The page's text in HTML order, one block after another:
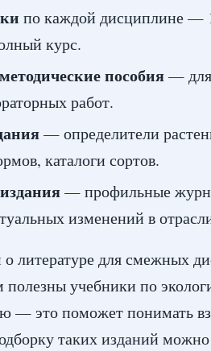
по каждой дисциплине —
курс.
пособия— для
работ.
— определители
каталоги сортов.
— профильные
изменений в
о литературе для смежных
учебники по
— это поможет понимать
таких изданий